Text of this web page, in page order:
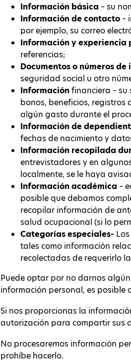
Información básica – su
Información de contacto–
por ejemplo, su correo
Información y experiencia
referencias;
Documentos o números
seguridad social u otro
Informaciónfinanciera – su
bonos, beneficios, registros
algún gasto durante el
Información de
fechas de nacimiento y
Información recopilada
entrevistadores y en
localmente, se le haya
Informaciónacadémica –
posible que debamos
recopilar información de
salud ocupacional (si lo
Categorías especiales-
tales como información
recolectadas de requerirlo
Puede optar por no darnos
información personal, es posible
Si nos proporcionas la
autorización para compartir sus
No procesaremos información
prohíbe hacerlo.